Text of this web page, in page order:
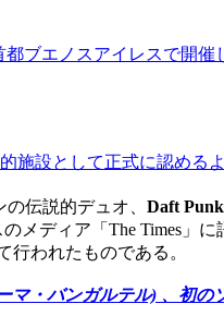
ブエノスアイレスで開催
施設として正式に認める
伝説的デュオ、 Daft
メディア「The Times」
行われたものである。
マ・バンガルテル) 、初